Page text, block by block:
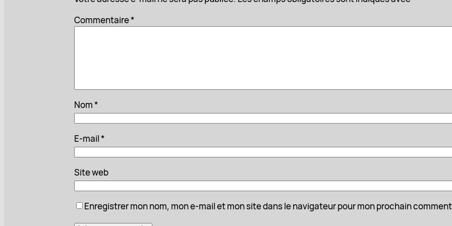
Commentaire*
Nom*
E-mail*
Site web
Enregistrer mon nom, mon e-mail et mon site dans le navigateur pour mon prochain